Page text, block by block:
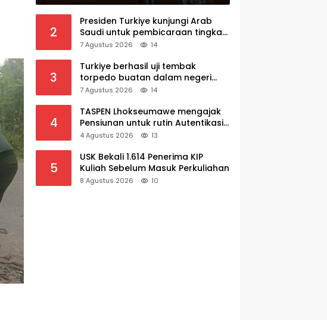
2
Presiden Turkiye kunjungi Arab
Saudi untuk pembicaraan tingkat
tinggi dengan putra mahkota
7 Agustus 2026 14
3
Turkiye berhasil uji tembak
torpedo buatan dalam negeri
AKYA
7 Agustus 2026 14
4
TASPEN Lhokseumawe mengajak
Pensiunan untuk rutin Autentikasi
Awal bulan agar Manfaat Pensiun
4 Agustus 2026 13
5
USK Bekali 1.614 Penerima KIP
Kuliah Sebelum Masuk Perkuliahan
8 Agustus 2026 10